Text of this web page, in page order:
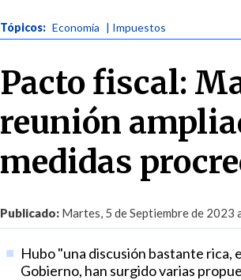
Tópicos: Economía | Impuestos
Pacto fiscal:
reunión
medidas
Publicado: Martes, 5 de Septiembre de 2023
Hubo "una discusión bastante rica,
Gobierno, han surgido varias